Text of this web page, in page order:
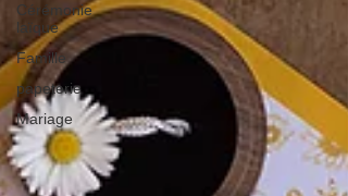
Cérémonie
laïque
Famille
papeterie
Mariage